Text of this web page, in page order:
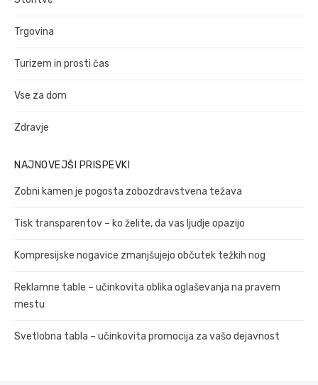
Trgovina
Turizem in prosti čas
Vse za dom
Zdravje
NAJNOVEJŠI PRISPEVKI
Zobni kamen je pogosta zobozdravstvena težava
Tisk transparentov – ko želite, da vas ljudje opazijo
Kompresijske nogavice zmanjšujejo občutek težkih nog
Reklamne table – učinkovita oblika oglaševanja na pravem
mestu
Svetlobna tabla – učinkovita promocija za vašo dejavnost